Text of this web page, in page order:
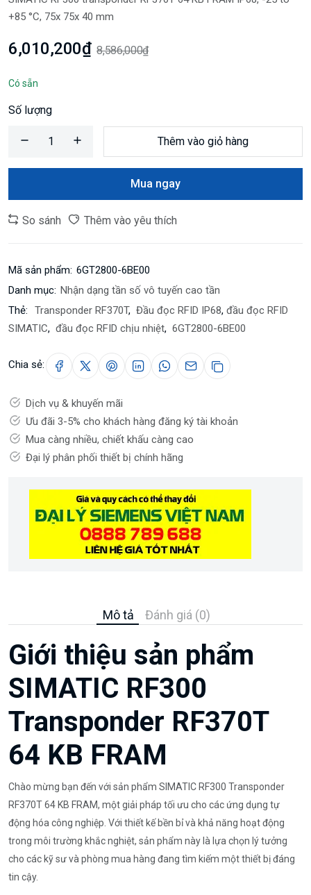
+85 °C, 75x 75x 40 mm
6,010,200₫ 8,586,000₫
Có sẵn
Số lượng
Thêm vào giỏ hàng
Mua ngay
So sánh Thêm vào yêu thích
Mã sản phẩm: 6GT2800-6BE00
Danh mục: Nhận dạng tần số vô tuyến cao tần
Thẻ:
Transponder RF370T, Đầu đọc RFID IP68, đầu đọc RFID
SIMATIC, đầu đọc RFID chịu nhiệt, 6GT2800-6BE00
Chia sẻ:
Dịch vụ & khuyến mãi
Ưu đãi 3-5% cho khách hàng đăng ký tài khoản
Mua càng nhiều, chiết khấu càng cao
Đại lý phân phối thiết bị chính hãng
Mô tả Đánh giá (0)
Giới thiệu sản phẩm
SIMATIC RF300
Transponder RF370T
64 KB FRAM
Chào mừng bạn đến với sản phẩm SIMATIC RF300 Transponder
RF370T 64 KB FRAM, một giải pháp tối ưu cho các ứng dụng tự
động hóa công nghiệp. Với thiết kế bền bỉ và khả năng hoạt động
trong môi trường khắc nghiệt, sản phẩm này là lựa chọn lý tưởng
cho các kỹ sư và phòng mua hàng đang tìm kiếm một thiết bị đáng
tin cậy.